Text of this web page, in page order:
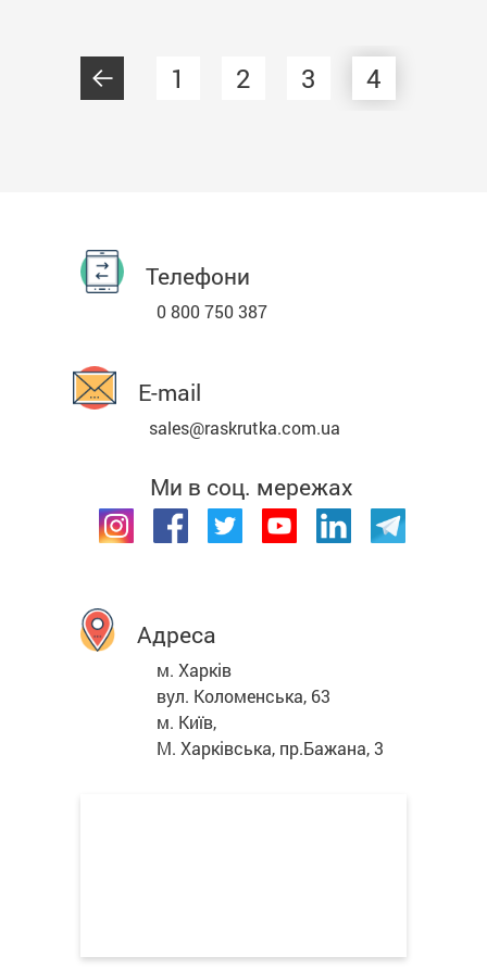
1 2 3 4
Телефони
0 800 750 387
E-mail
sales@raskrutka.com.ua
Ми в соц. мережах
Адреса
м. Харків
вул. Коломенська, 63
м. Київ,
М. Харківська, пр.Бажана, 3